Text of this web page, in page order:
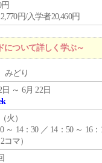
円
円/入学者20,460円
ついて詳しく学ぶ～
どり
日 ～ 6月 22日
火 ）
～ 14：30 ／ 14：50 ～ 16：
2コマ）